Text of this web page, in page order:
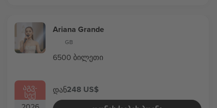
ᲐᲒᲕ-
ᲡᲔᲥ
Ariana Grande
GB
6500 ბილეთი
დან248 US$